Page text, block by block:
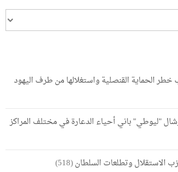
الحماية القنصلية واستغلالها من طرف اليهود
"ليوطي" باني أحياء الدعارة في مختلف المراكز
الاستقلال وتطلعات السلطان(518)